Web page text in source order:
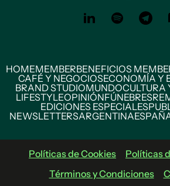
HOMEMEMBERBENEFICIOS
CAFÉ Y NEGOCIOSECONOMÍA Y
BRAND STUDIOMUNDOCULTURA
LIFESTYLEOPINIÓNFÚNEBRES
EDICIONES ESPECIALES
NEWSLETTERSARGENTINA
Políticas de Cookies
Políticas
Términos y Condiciones